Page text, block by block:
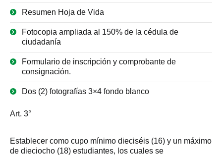
Resumen Hoja de Vida
Fotocopia ampliada al 150% de la cédula de
ciudadanía
Formulario de inscripción y comprobante de
consignación.
Dos (2) fotografías 3×4 fondo blanco
Art. 3°
Establecer como cupo mínimo dieciséis (16) y un máximo
de dieciocho (18) estudiantes, los cuales se